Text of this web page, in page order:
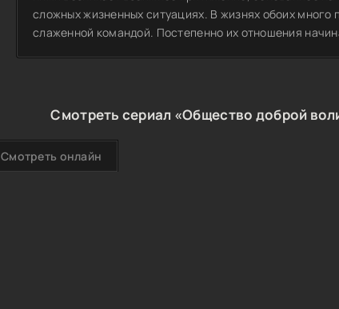
сложных жизненных ситуациях. В жизнях обоих много
слаженной командой. Постепенно их отношения
Смотреть сериал «Общество доброй
Смотреть онлайн